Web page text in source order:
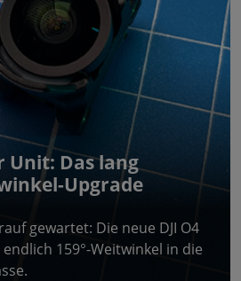
Unit: Das lang
Upgrade
gewartet: Die neue DJI O4
159°-Weitwinkel in die